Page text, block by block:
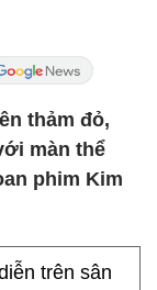
thảm đỏ,
màn thể
phim Kim